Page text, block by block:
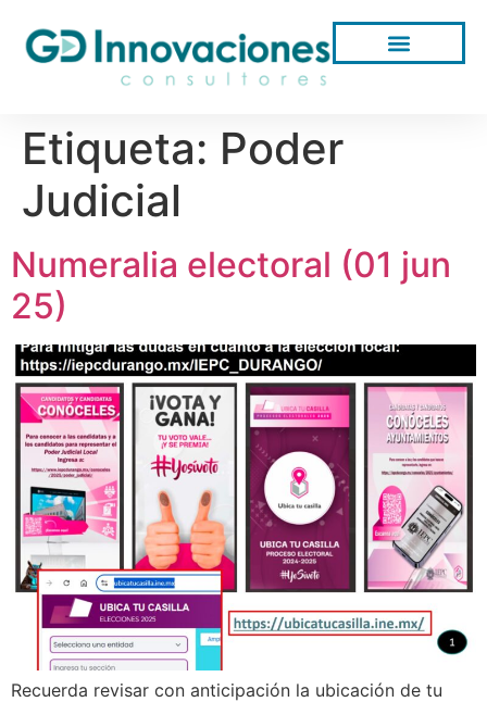
Etiqueta: Poder
Judicial
Numeralia electoral (01 jun
25)
Recuerda revisar con anticipación la ubicación de tu